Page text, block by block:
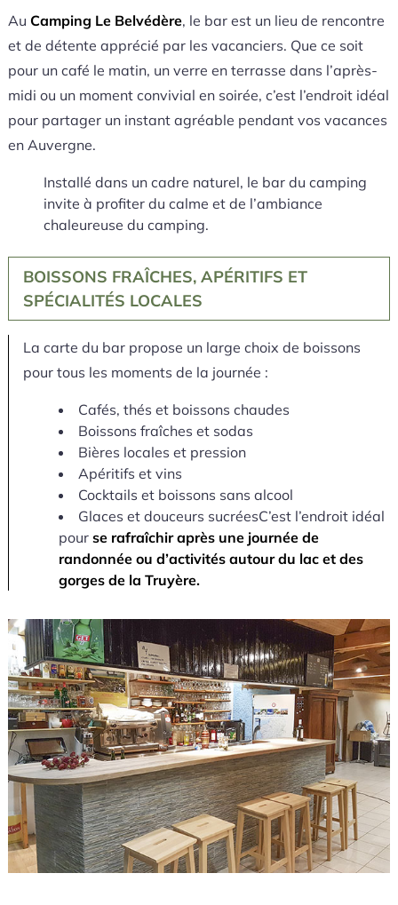
Au Camping Le Belvédère, le bar est un lieu de rencontre
et de détente apprécié par les vacanciers. Que ce soit
pour un café le matin, un verre en terrasse dans l’après-
midi ou un moment convivial en soirée, c’est l’endroit idéal
pour partager un instant agréable pendant vos vacances
en Auvergne.
Installé dans un cadre naturel, le bar du camping
invite à profiter du calme et de l’ambiance
chaleureuse du camping.
BOISSONS FRAÎCHES, APÉRITIFS ET
SPÉCIALITÉS LOCALES
La carte du bar propose un large choix de boissons
pour tous les moments de la journée :
Cafés, thés et boissons chaudes
Boissons fraîches et sodas
Bières locales et pression
Apéritifs et vins
Cocktails et boissons sans alcool
Glaces et douceurs sucréesC’est l’endroit idéal
pour se rafraîchir après une journée de
randonnée ou d’activités autour du lac et des
gorges de la Truyère.